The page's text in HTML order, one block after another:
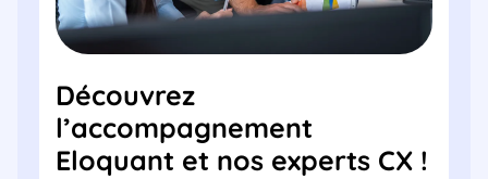
Découvrez
l’accompagnement
Eloquant et nos experts CX !